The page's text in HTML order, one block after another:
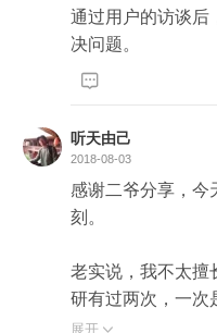
通过用户的访谈后
决问题。

听天由己
2018-08-03
感谢二爷分享，今
刻。
老实说，我不太擅
研有过两次，一次
惯与消费场景，第
展开 